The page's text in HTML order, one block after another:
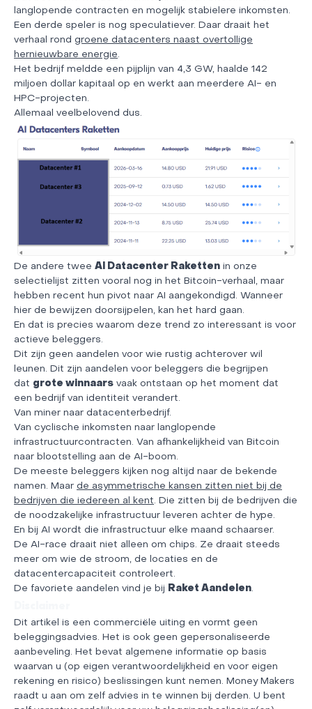
langlopende contracten en mogelijk stabielere inkomsten.
Een derde speler is nog speculatiever. Daar draait het
verhaal rond groene datacenters naast overtollige
hernieuwbare energie
Het bedrijf meldde een pijplijn van 4,3 GW, haalde 142
miljoen dollar kapitaal op en werkt aan meerdere AI- en
HPC-projecten.
Allemaal veelbelovend dus.
De andere twee AI Datacenter Raketten in onze
selectielijst zitten vooral nog in het Bitcoin-verhaal, maar
hebben recent hun pivot naar AI aangekondigd. Wanneer
hier de bewijzen doorsijpelen, kan het hard gaan.
En dat is precies waarom deze trend zo interessant is voor
actieve beleggers.
Dit zijn geen aandelen voor wie rustig achterover wil
leunen. Dit zijn aandelen voor beleggers die begrijpen
dat grote winnaars vaak ontstaan op het moment dat
een bedrijf van identiteit verandert.
Van miner naar datacenterbedrijf.
Van cyclische inkomsten naar langlopende
infrastructuurcontracten. Van afhankelijkheid van Bitcoin
naar blootstelling aan de AI-boom.
De meeste beleggers kijken nog altijd naar de bekende
namen. Maar de asymmetrische kansen zitten niet bij de
bedrijven die iedereen al kent. Die zitten bij de bedrijven die
de noodzakelijke infrastructuur leveren achter de hype.
En bij AI wordt die infrastructuur elke maand schaarser.
De AI-race draait niet alleen om chips. Ze draait steeds
meer om wie de stroom, de locaties en de
datacentercapaciteit controleert.
De favoriete aandelen vind je bij
Raket Aandelen.
Dit artikel is een commerciële uiting en vormt geen
beleggingsadvies. Het is ook geen gepersonaliseerde
aanbeveling. Het bevat algemene informatie op basis
waarvan u (op eigen verantwoordelijkheid en voor eigen
rekening en risico) beslissingen kunt nemen. Money Makers
raadt u aan om zelf advies in te winnen bij derden. U bent